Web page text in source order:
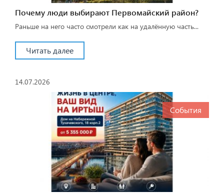
Почему люди выбирают Первомайский район?
Раньше на него часто смотрели как на удалённую часть...
Читать далее
14.07.2026
События